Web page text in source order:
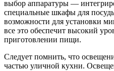
выбор аппаратуры —
специальные шкафы для
возможности для установки
все это обеспечит высокий
приготовлении пищи.
Следует помнить, что
частью уличной кухни.